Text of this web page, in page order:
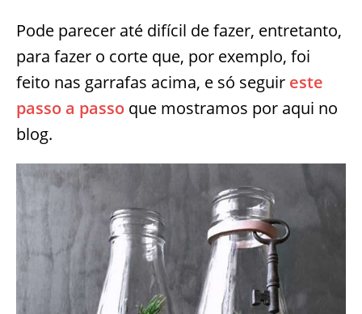
Pode parecer até difícil de fazer, entretanto,
para fazer o corte que, por exemplo, foi
feito nas garrafas acima, e só seguir este
passo a passo que mostramos por aqui no
blog.